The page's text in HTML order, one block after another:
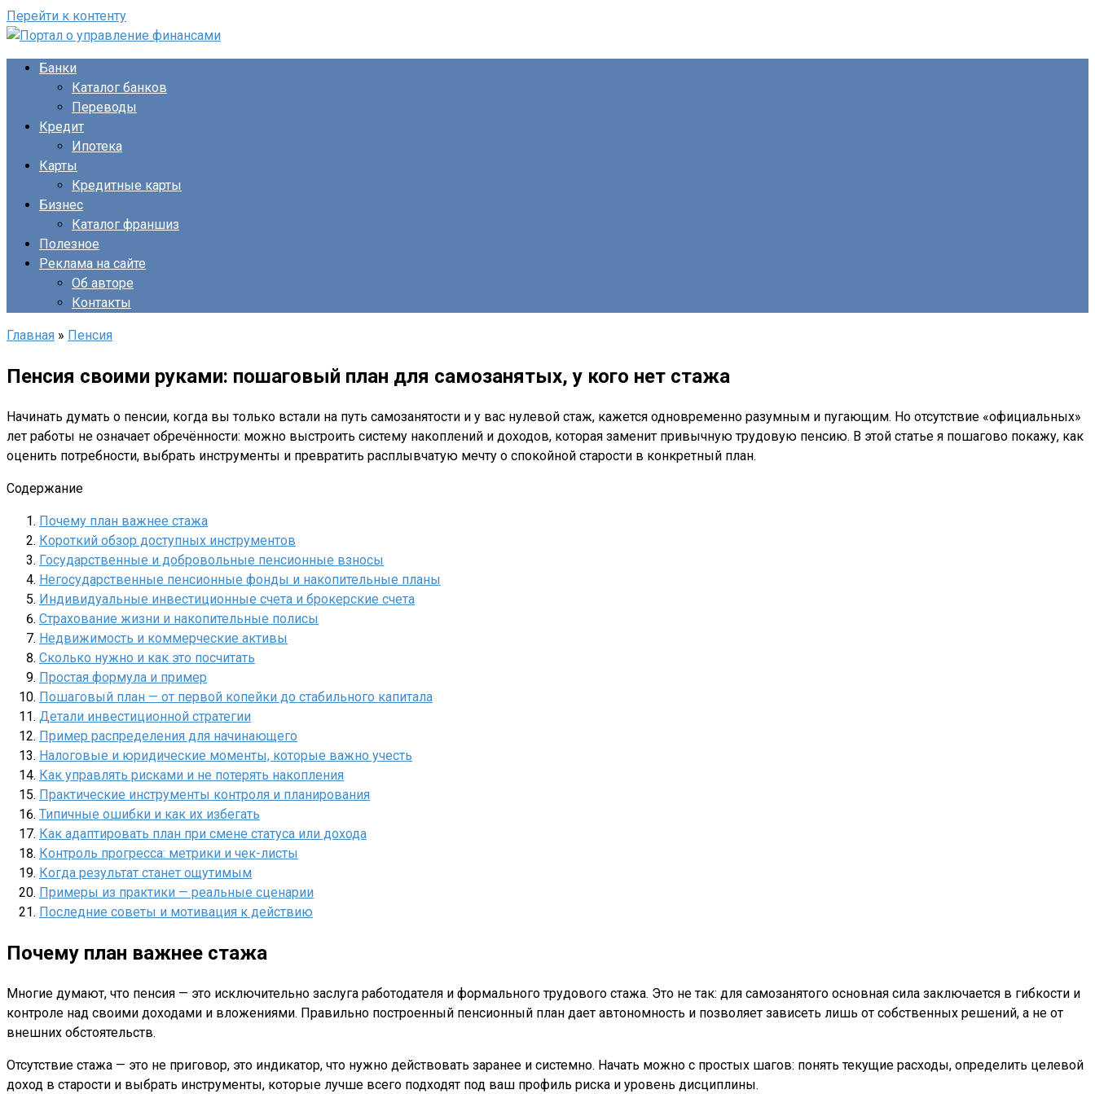
Перейти к контенту
Банки
Каталог банков
Переводы
Кредит
Ипотека
Карты
Кредитные карты
Бизнес
Каталог франшиз
Полезное
Реклама на сайте
Об авторе
Контакты
Главная » Пенсия
Пенсия своими руками: пошаговый план для самозанятых, у кого нет стажа
Начинать думать о пенсии, когда вы только встали на путь самозанятости и у вас нулевой стаж, кажется одновременно разумным и пугающим. Но отсутствие «официальных»
лет работы не означает обречённости: можно выстроить систему накоплений и доходов, которая заменит привычную трудовую пенсию. В этой статье я пошагово покажу, как
оценить потребности, выбрать инструменты и превратить расплывчатую мечту о спокойной старости в конкретный план.
Содержание
Почему план важнее стажа
Короткий обзор доступных инструментов
Государственные и добровольные пенсионные взносы
Негосударственные пенсионные фонды и накопительные планы
Индивидуальные инвестиционные счета и брокерские счета
Страхование жизни и накопительные полисы
Недвижимость и коммерческие активы
Сколько нужно и как это посчитать
Простая формула и пример
Пошаговый план — от первой копейки до стабильного капитала
Детали инвестиционной стратегии
Пример распределения для начинающего
Налоговые и юридические моменты, которые важно учесть
Как управлять рисками и не потерять накопления
Практические инструменты контроля и планирования
Типичные ошибки и как их избегать
Как адаптировать план при смене статуса или дохода
Контроль прогресса: метрики и чек-листы
Когда результат станет ощутимым
Примеры из практики — реальные сценарии
Последние советы и мотивация к действию
Почему план важнее стажа
Многие думают, что пенсия — это исключительно заслуга работодателя и формального трудового стажа. Это не так: для самозанятого основная сила заключается в гибкости и
контроле над своими доходами и вложениями. Правильно построенный пенсионный план дает автономность и позволяет зависеть лишь от собственных решений, а не от
внешних обстоятельств.
Отсутствие стажа — это не приговор, это индикатор, что нужно действовать заранее и системно. Начать можно с простых шагов: понять текущие расходы, определить целевой
доход в старости и выбрать инструменты, которые лучше всего подходят под ваш профиль риска и уровень дисциплины.